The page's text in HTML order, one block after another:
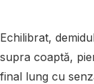
Echilibrat,
supra coaptă,
final lung cu